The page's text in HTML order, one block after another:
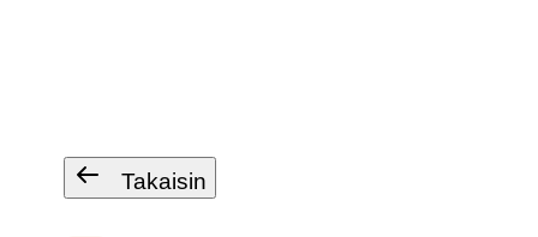
Takaisin